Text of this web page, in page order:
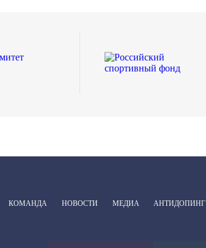
КОМАНДА НОВОСТИ МЕДИА АНТИДОПИНГ